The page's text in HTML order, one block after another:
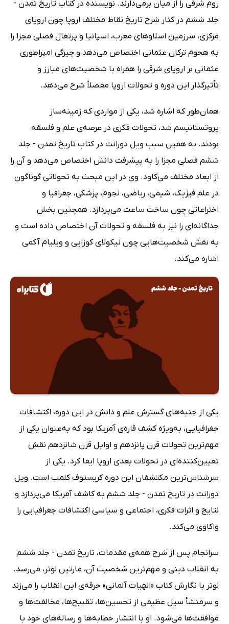
روم شرقی را از میان برمی‌دارند. نویسنده در کتاب تاریخ تمدن -
جلد ششم در کنار شرح تاریخ نقاط مختلف اروپا چون اروپای
مرکزی، سرزمین اسلاوهای مغرب، اسپانیا و پرتغال فصلی مجزا را
به هجوم ترکان عثمانی اختصاص می‌دهد و چیرگی امپراطوری
عثمانی بر اروپای شرقی را همراه با شخصیت‌های مبارز و
تأثیرگذار این دوره و تحولات اروپا مفصلاً شرح می‌دهد.
همان‌طور که اشاره شد، یکی از مواردی که زمینه‌ساز
پروتستانیسم شد، تحولات فکری در عرصه‌ی علم و فلسفه
بودند. به همین سبب ویل دورانت در کتاب تاریخ تمدن - جلد
ششم فصلی مجزا را به پیشرفت دانش اختصاص می‌دهد و آن را
از ابعاد مختلف می‌کاود. وی در این مبحث به تحولاتی گوناگون
در علم فیزیک، شیمی، ریاضی، نجوم، پزشکی،‌ جغرافیا و
اختراعاتی چون ساخت ساعت می‌پردازد. همچنین بخش‌
جداگانه‌ای را نیز به فلسفه و تحولات آن اختصاص داده است و
به نقش شخصیت‌هایی چون نیکولای کوزایی و ویلیام آکمی
اشاره می‌کند.
یکی از جنبه‌های گسترش علم و دانش در این دوره، اکتشافات
جغرافیایی، به‌ویژه کشف قاره‌ی آمریکا بود که به‌عنوان یکی از
مهم‌ترین تحولات قرن پانزدهم و اوایل قرن شانزدهم نقش
تعیین‌کننده‌ای در تحولات بعدی اروپا ایفا کرد. یکی از
سرشناس‌ترین مکتشفان این دوره کریستوف کلمب است. ویل
دورانت در تاریخ تمدن - جلد ششم به کاشف آمریکا می‌پردازد و
نتایج و اثرات فکری، اجتماعی و سیاسی اکتشافات جغرافیایی را
واکاوی می‌کند.
سرانجام پس از شرح‌ همه‌ی مقدمات، تاریخ تمدن - جلد ششم
به انقلاب دینی و مهم‌ترین شخصیت آن، مارتین لوتر، می‌رسد.
لوتر با نگارش کتاب «الهیات آلمانی» جرقه‌‌ی این انقلاب را می‌زند
و سرمنشأ سیل عظیمی از تحسین‌ها، تقبیح‌ها، مخالفت‌ها و
موافقت‌ها می‌شود. او با انتشار خطابه‌ها و رساله‌های خود با